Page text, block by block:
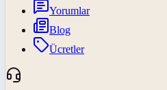
Yorumlar
Blog
Ücretler